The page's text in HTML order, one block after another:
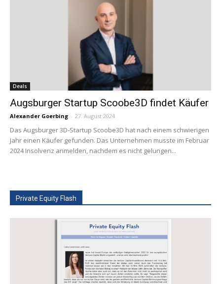
Deals
Augsburger Startup Scoobe3D findet Käufer
Alexander Goerbing - 27. August 2024
Das Augsburger 3D-Startup Scoobe3D hat nach einem schwierigen
Jahr einen Käufer gefunden. Das Unternehmen musste im Februar
2024 Insolvenz anmelden, nachdem es nicht gelungen...
Private Equity Flash